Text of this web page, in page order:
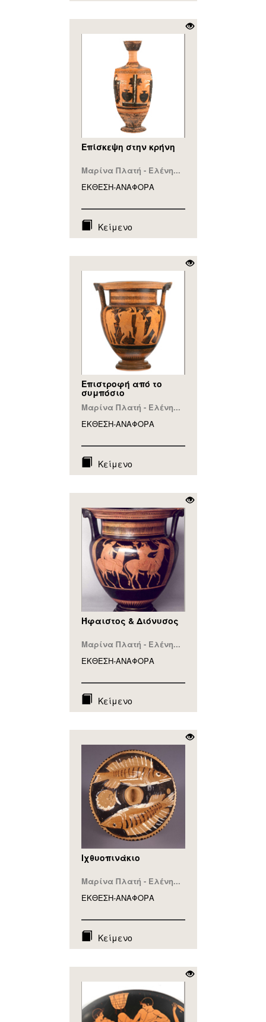
Επίσκεψη στην κρήνη
Μαρίνα Πλατή - Ελένη...
ΕΚΘΕΣΗ-ΑΝΑΦΟΡA
Κείμενο
Επιστροφή από το
συμπόσιο
Μαρίνα Πλατή - Ελένη...
ΕΚΘΕΣΗ-ΑΝΑΦΟΡA
Κείμενο
Ήφαιστος & Διόνυσος
Μαρίνα Πλατή - Ελένη...
ΕΚΘΕΣΗ-ΑΝΑΦΟΡA
Κείμενο
Ιχθυοπινάκιο
Μαρίνα Πλατή - Ελένη...
ΕΚΘΕΣΗ-ΑΝΑΦΟΡA
Κείμενο